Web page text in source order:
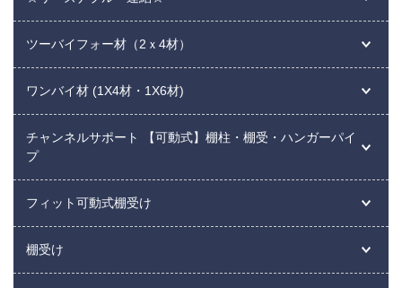
ツーバイフォー材（2ｘ4材）
ワンバイ材 (1X4材・1X6材)
チャンネルサポート 【可動式】棚柱・棚受・ハンガーパイ
プ
フィット可動式棚受け
棚受け